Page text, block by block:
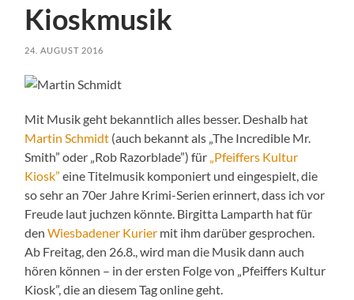
Kioskmusik
24. AUGUST 2016
Mit Musik geht bekanntlich alles besser. Deshalb hat
Martin Schmidt (auch bekannt als „The Incredible Mr.
Smith” oder „Rob Razorblade”) für „Pfeiffers Kultur
Kiosk” eine Titelmusik komponiert und eingespielt, die
so sehr an 70er Jahre Krimi-Serien erinnert, dass ich vor
Freude laut juchzen könnte. Birgitta Lamparth hat für
denWiesbadener Kurier mit ihm darüber gesprochen.
Ab Freitag, den 26.8., wird man die Musik dann auch
hören können – in der ersten Folge von „Pfeiffers Kultur
Kiosk”, die an diesem Tag online geht.